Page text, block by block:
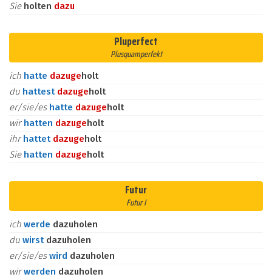
Sie holten dazu
Pluperfect
Plusquamperfekt
ich hatte dazugeholt
du hattest dazugeholt
er/sie/es hatte dazugeholt
wirhatten dazugeholt
ihrhattet dazugeholt
Sie hatten dazugeholt
Futur
Futur I
ich werde dazuholen
du wirst dazuholen
er/sie/eswird dazuholen
wirwerden dazuholen